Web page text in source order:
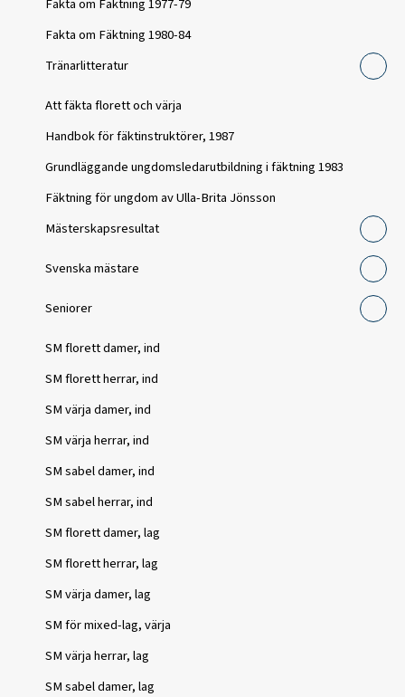
Fakta om Fäktning 1980-84
Tränarlitteratur
Att fäkta florett och värja
Handbok för fäktinstruktörer, 1987
Grundläggande ungdomsledarutbildning i fäktning 1983
Fäktning för ungdom av Ulla-Brita Jönsson
Mästerskapsresultat
Svenska mästare
Seniorer
SM florett damer, ind
SM florett herrar, ind
SM värja damer, ind
SM värja herrar, ind
SM sabel damer, ind
SM sabel herrar, ind
SM florett damer, lag
SM florett herrar, lag
SM värja damer, lag
SM för mixed-lag, värja
SM värja herrar, lag
SM sabel damer, lag